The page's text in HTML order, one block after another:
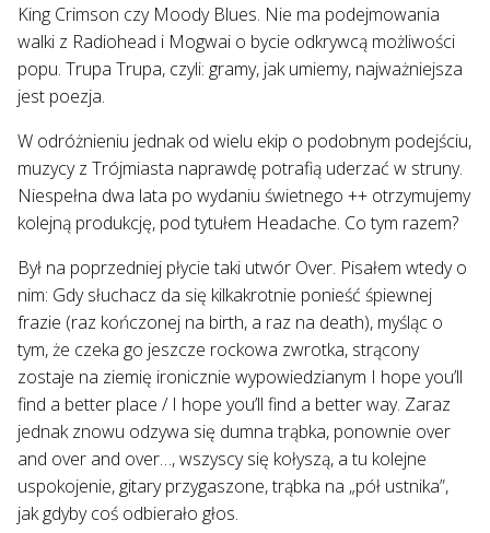
King Crimson czy Moody Blues. Nie ma podejmowania
walki z Radiohead i Mogwai o bycie odkrywcą możliwości
popu. Trupa Trupa, czyli: gramy, jak umiemy, najważniejsza
jest poezja.
W odróżnieniu jednak od wielu ekip o podobnym podejściu,
muzycy z Trójmiasta naprawdę potrafią uderzać w struny.
Niespełna dwa lata po wydaniu świetnego ++ otrzymujemy
kolejną produkcję, pod tytułem Headache. Co tym razem?
Był na poprzedniej płycie taki utwór Over. Pisałem wtedy o
nim: Gdy słuchacz da się kilkakrotnie ponieść śpiewnej
frazie (raz kończonej na birth, a raz na death), myśląc o
tym, że czeka go jeszcze rockowa zwrotka, strącony
zostaje na ziemię ironicznie wypowiedzianym I hope you’ll
find a better place / I hope you’ll find a better way. Zaraz
jednak znowu odzywa się dumna trąbka, ponownie over
and over and over…, wszyscy się kołyszą, a tu kolejne
uspokojenie, gitary przygaszone, trąbka na „pół ustnika”,
jak gdyby coś odbierało głos.